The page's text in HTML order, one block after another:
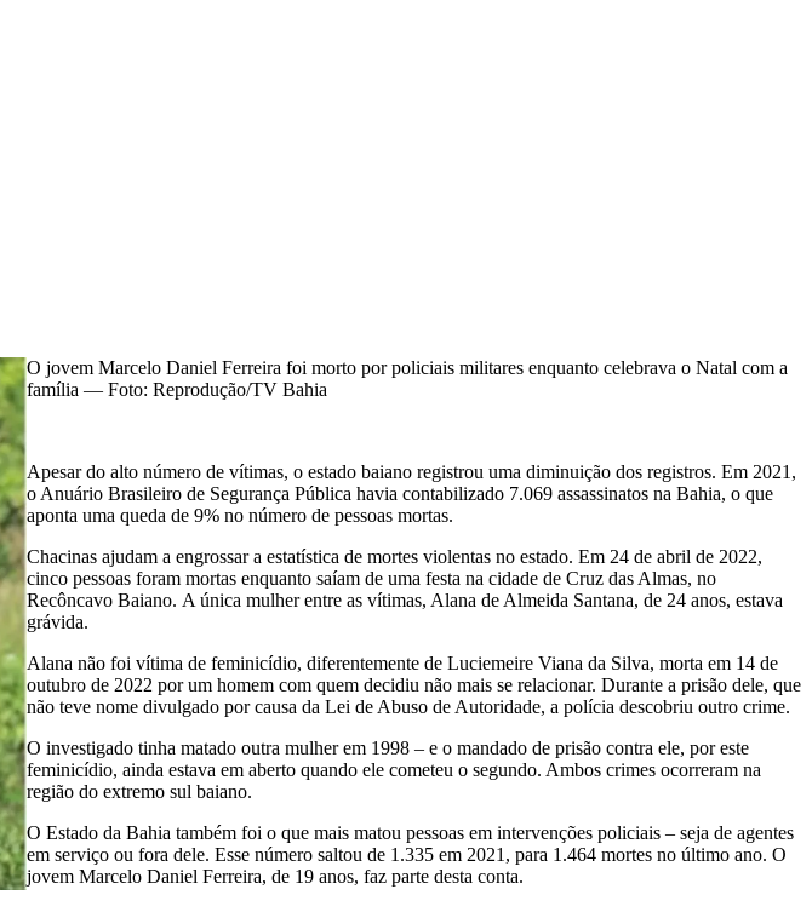
O jovem Marcelo Daniel Ferreira foi morto por policiais militares enquanto celebrava o Natal com a
família — Foto: Reprodução/TV Bahia
Apesar do alto número de vítimas, o estado baiano registrou uma diminuição dos registros. Em 2021,
o Anuário Brasileiro de Segurança Pública havia contabilizado 7.069 assassinatos na Bahia, o que
aponta uma queda de 9% no número de pessoas mortas.
Chacinas ajudam a engrossar a estatística de mortes violentas no estado. Em 24 de abril de 2022,
cinco pessoas foram mortas enquanto saíam de uma festa na cidade de Cruz das Almas, no
Recôncavo Baiano. A única mulher entre as vítimas, Alana de Almeida Santana, de 24 anos, estava
grávida.
Alana não foi vítima de feminicídio, diferentemente de Luciemeire Viana da Silva, morta em 14 de
outubro de 2022 por um homem com quem decidiu não mais se relacionar. Durante a prisão dele, que
não teve nome divulgado por causa da Lei de Abuso de Autoridade, a polícia descobriu outro crime.
O investigado tinha matado outra mulher em 1998 – e o mandado de prisão contra ele, por este
feminicídio, ainda estava em aberto quando ele cometeu o segundo. Ambos crimes ocorreram na
região do extremo sul baiano.
O Estado da Bahia também foi o que mais matou pessoas em intervenções policiais – seja de agentes
em serviço ou fora dele. Esse número saltou de 1.335 em 2021, para 1.464 mortes no último ano. O
jovem Marcelo Daniel Ferreira, de 19 anos, faz parte desta conta.